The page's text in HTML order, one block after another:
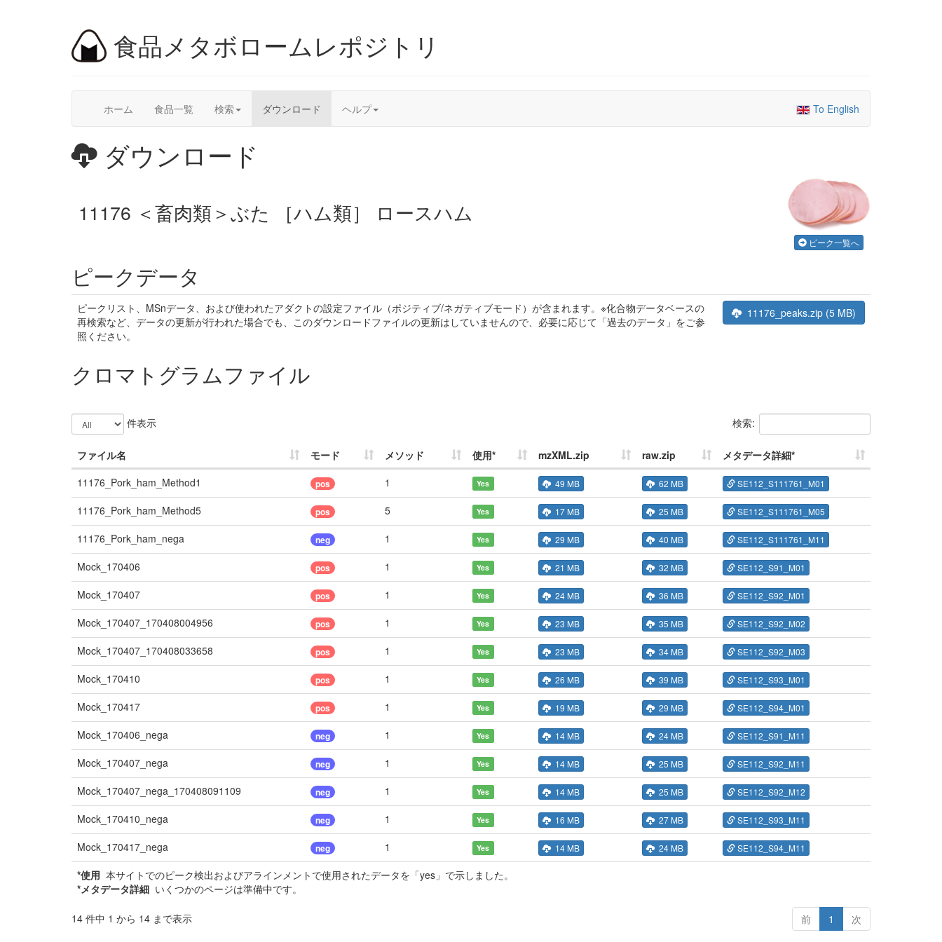
食品メタボロームレポジトリ
ホーム 食品一覧 検索 ダウンロード ヘルプ To English
ダウンロード
11176 ＜畜肉類＞ぶた ［ハム類］ ロースハム
ピーク一覧へ
ピークデータ
ピークリスト、MSnデータ、および使われたアダクトの設定ファイル（ポジティブ/ネガティブモード）が含まれます。※化合物データベースの
再検索など、データの更新が行われた場合でも、このダウンロードファイルの更新はしていませんので、必要に応じて「過去のデータ」をご参
照ください。
11176_peaks.zip (5 MB)
クロマトグラムファイル
件表示 検索:
ファイル名 モード メソッド 使用* mzXML.zip raw.zip
メタデータ詳細*
11176_Pork_ham_Method1
pos 1 Yes 49 MB 62 MB SE112_S111761_M01
11176_Pork_ham_Method5 pos 5 Yes 17 MB 25 MB SE112_S111761_M05
11176_Pork_ham_nega neg 1 Yes 29 MB 40 MB SE112_S111761_M11
Mock_170406 pos 1 Yes 21 MB 32 MB SE112_S91_M01
Mock_170407 pos 1 Yes 24 MB 36 MB SE112_S92_M01
Mock_170407_170408004956 pos 1 Yes 23 MB 35 MB SE112_S92_M02
Mock_170407_170408033658 pos 1 Yes 23 MB 34 MB SE112_S92_M03
Mock_170410 pos 1 Yes 26 MB 39 MB SE112_S93_M01
Mock_170417 pos 1 Yes 19 MB 29 MB SE112_S94_M01
Mock_170406_nega neg 1 Yes 14 MB 24 MB SE112_S91_M11
Mock_170407_nega neg 1 Yes 14 MB 25 MB SE112_S92_M11
Mock_170407_nega_170408091109 neg 1 Yes 14 MB 25 MB SE112_S92_M12
Mock_170410_nega neg 1 Yes 16 MB 27 MB SE112_S93_M11
Mock_170417_nega neg 1 Yes 14 MB 24 MB SE112_S94_M11
*使用 本サイトでのピーク検出およびアラインメントで使用されたデータを「yes」で示しました。
*メタデータ詳細 いくつかのページは準備中です。
14 件中 1 から 14 まで表示 前 1 次